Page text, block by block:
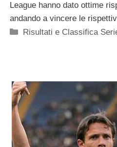
League hanno dato ottime
andando a vincere le
Categorie
Risultati e Classifica